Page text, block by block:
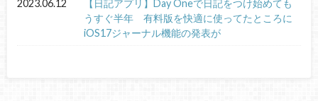
2023.06.12
【日記アプリ】Day Oneで日記をつけ始めても
うすぐ半年 有料版を快適に使ってたところに
iOS17ジャーナル機能の発表が